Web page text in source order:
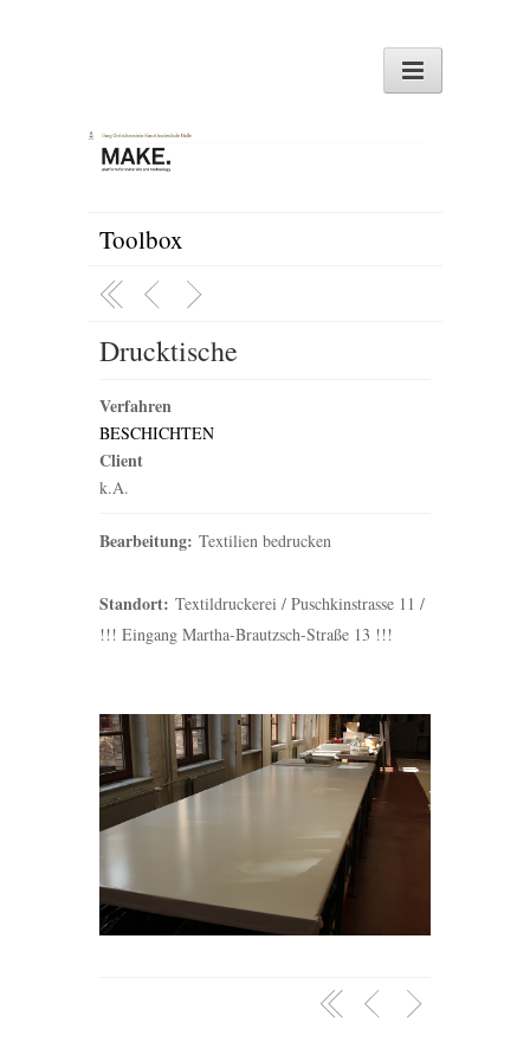
Toolbox
Drucktische
Verfahren
BESCHICHTEN
Client
k.A.
Bearbeitung: Textilien bedrucken
Standort: Textildruckerei / Puschkinstrasse 11 /
!!! Eingang Martha-Brautzsch-Straße 13 !!!